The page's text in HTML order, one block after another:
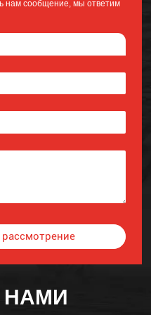
НАМИ
нам сообщение, мы ответим